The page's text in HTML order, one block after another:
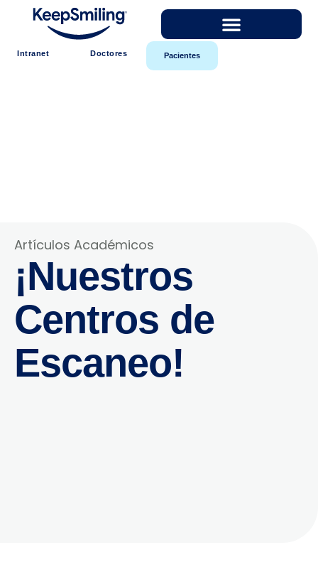
Intranet Doctores Pacientes
Artículos Académicos
¡Nuestros
Centros de
Escaneo!